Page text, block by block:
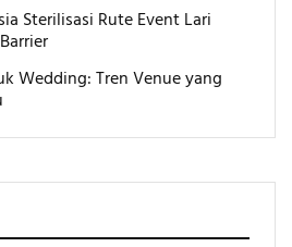
Sterilisasi Rute Event Lari
Wedding: Tren Venue yang